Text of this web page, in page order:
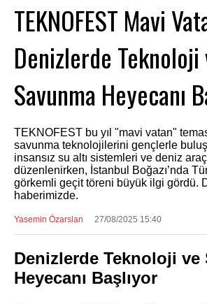
TEKNOFEST Mavi
Denizlerde Teknoloji
Savunma Heyecanı
TEKNOFEST bu yıl "mavi vatan"
savunma teknolojilerini gençlerle
insansız su altı sistemleri ve deniz
düzenlenirken, İstanbul Boğazı’nda
görkemli geçit töreni büyük ilgi gördü.
haberimizde.
Yasemin Özarslan 27/08/2025 15:40
Denizlerde Teknoloji ve
Heyecanı Başlıyor